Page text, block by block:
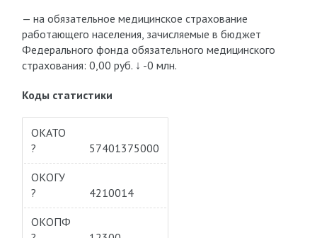
— на обязательное медицинское страхование
работающего населения, зачисляемые в бюджет
Федерального фонда обязательного медицинского
страхования: 0,00 руб. ↓ -0 млн.
Коды статистики
ОКАТО
?
57401375000
ОКОГУ
?
4210014
ОКОПФ